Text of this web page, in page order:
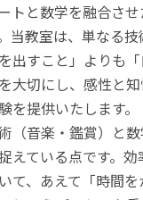
トと数学を融合さ
当教室は、単なる
出すこと」よりも
大切にし、感性と
を提供いたします。
（音楽・鑑賞）と
えている点です。
て、あえて「時間を